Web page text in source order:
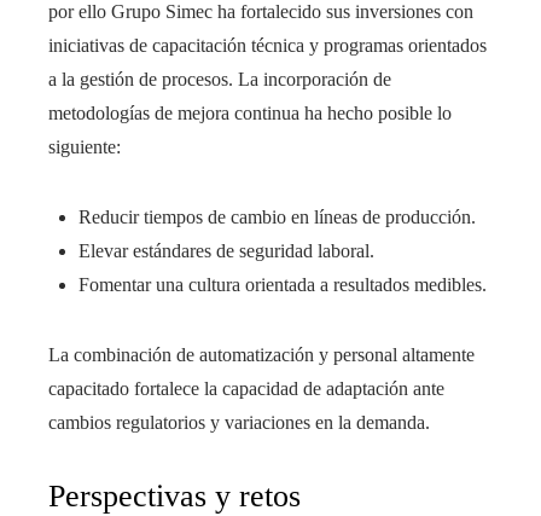
por ello Grupo Simec ha fortalecido sus inversiones con
iniciativas de capacitación técnica y programas orientados
a la gestión de procesos. La incorporación de
metodologías de mejora continua ha hecho posible lo
siguiente:
Reducir tiempos de cambio en líneas de producción.
Elevar estándares de seguridad laboral.
Fomentar una cultura orientada a resultados medibles.
La combinación de automatización y personal altamente
capacitado fortalece la capacidad de adaptación ante
cambios regulatorios y variaciones en la demanda.
Perspectivas y retos